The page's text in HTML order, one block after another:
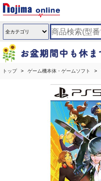
トップ ゲーム機本体・ゲームソフト